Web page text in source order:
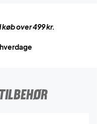
køb over 499 kr.